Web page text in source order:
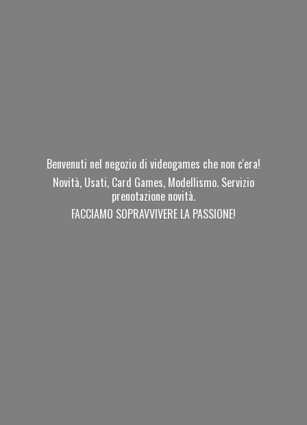
Benvenuti nel negozio di videogames che non c'era!
Novità, Usati, Card Games, Modellismo. Servizio
prenotazione novità.
FACCIAMO SOPRAVVIVERE LA PASSIONE!